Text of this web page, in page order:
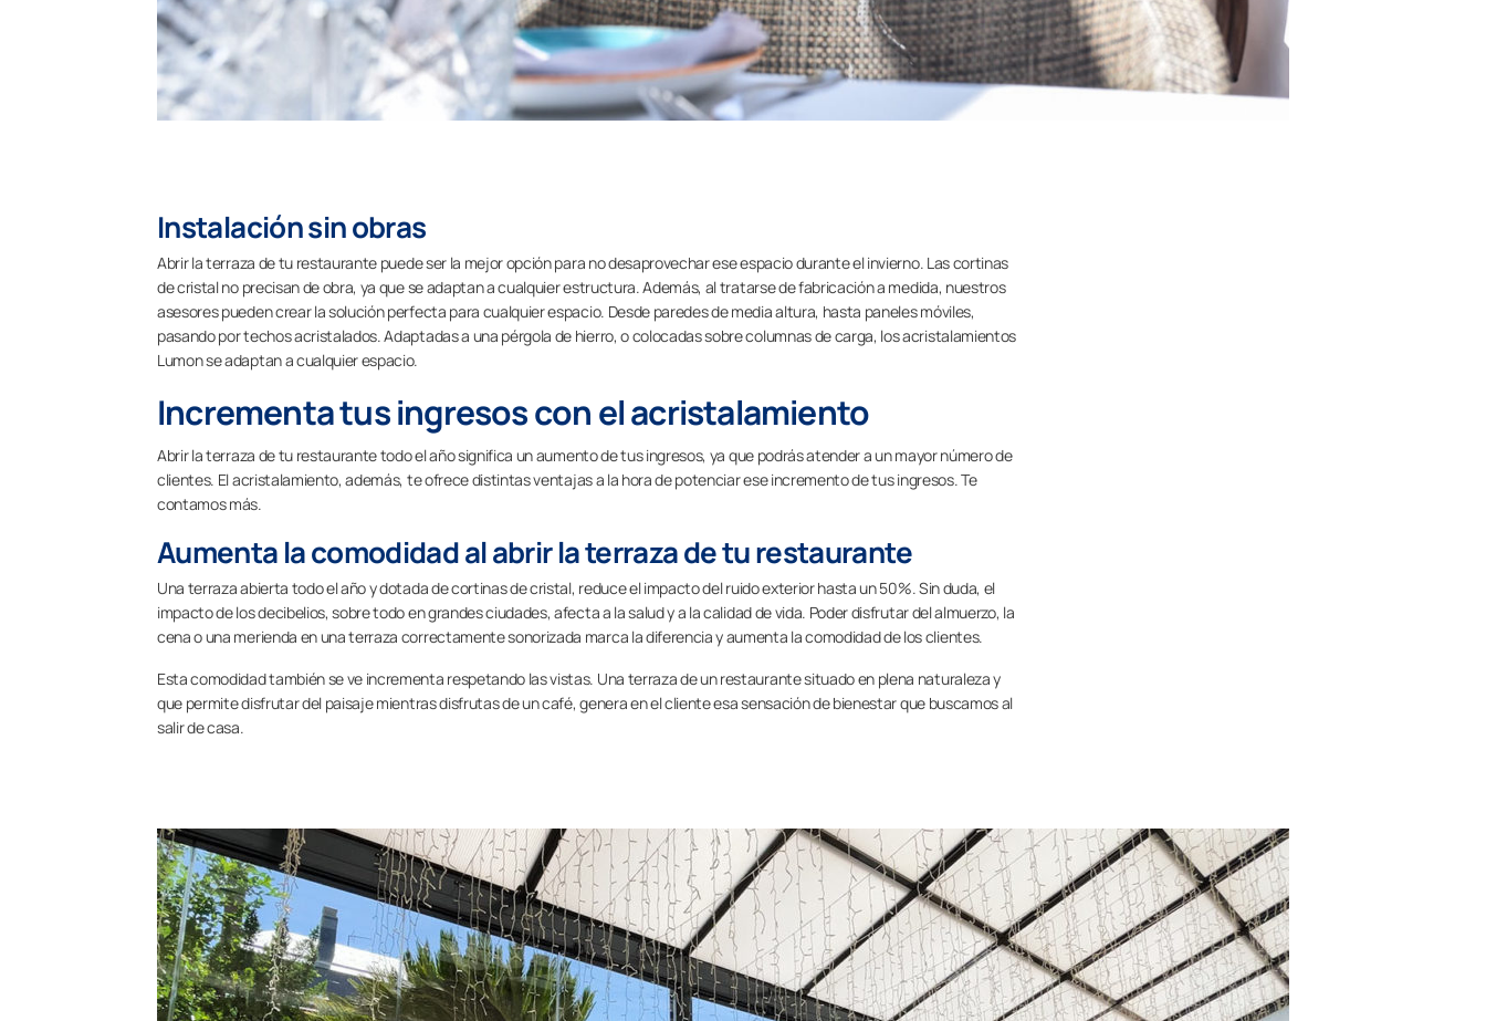
Instalación sin obras
Abrir la terraza de tu restaurante puede ser la mejor opción para no desaprovechar ese espacio durante el invierno. Las cortinas
de cristal no precisan de obra, ya que se adaptan a cualquier estructura. Además, al tratarse de fabricación a medida, nuestros
asesores pueden crear la solución perfecta para cualquier espacio. Desde paredes de media altura, hasta paneles móviles,
pasando por techos acristalados. Adaptadas a una pérgola de hierro, o colocadas sobre columnas de carga, los acristalamientos
Lumon se adaptan a cualquier espacio.
Incrementa tus ingresos con el acristalamiento
Abrir la terraza de tu restaurante todo el año significa un aumento de tus ingresos, ya que podrás atender a un mayor número de
clientes. El acristalamiento, además, te ofrece distintas ventajas a la hora de potenciar ese incremento de tus ingresos. Te
contamos más.
Aumenta la comodidad al abrir la terraza de tu restaurante
Una terraza abierta todo el año y dotada de cortinas de cristal, reduce el impacto del ruido exterior hasta un 50%. Sin duda, el
impacto de los decibelios, sobre todo en grandes ciudades, afecta a la salud y a la calidad de vida. Poder disfrutar del almuerzo, la
cena o una merienda en una terraza correctamente sonorizada marca la diferencia y aumenta la comodidad de los clientes.
Esta comodidad también se ve incrementa respetando las vistas. Una terraza de un restaurante situado en plena naturaleza y
que permite disfrutar del paisaje mientras disfrutas de un café, genera en el cliente esa sensación de bienestar que buscamos al
salir de casa.